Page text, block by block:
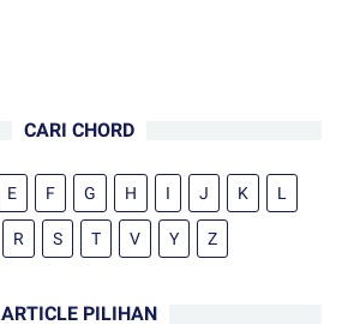
CARI CHORD
E F G H I J K L
R S T V Y Z
ARTICLE PILIHAN